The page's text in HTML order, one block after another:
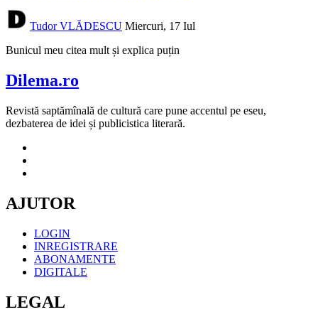
Tudor VLĂDESCU Miercuri, 17 Iul
Bunicul meu citea mult și explica puțin
Dilema.ro
Revistă saptămînală de cultură care pune accentul pe eseu,
dezbaterea de idei și publicistica literară.
AJUTOR
LOGIN
INREGISTRARE
ABONAMENTE
DIGITALE
LEGAL